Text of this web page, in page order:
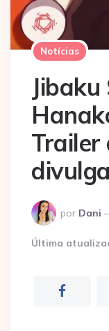
Notícias
Jibaku
Trailer
Postado
por
por Dani
Última